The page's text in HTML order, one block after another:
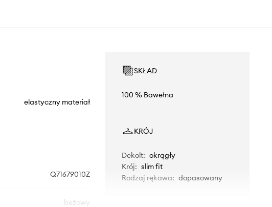
elastyczny materiał
Q71679010Z
beżowy
SKŁAD
100 % Bawełna
KRÓJ
Dekolt: okrągły
Krój: slim fit
Rodzaj rękawa: dopasowany